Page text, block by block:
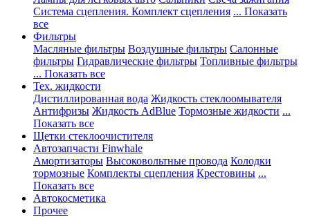
Система сцепления. Комплект сцепления ... Показать
все
Фильтры
Масляные фильтры Воздушные фильтры Салонные
фильтры Гидравлические фильтры Топливные фильтры
... Показать все
Тех. жидкости
Дистиллированная вода Жидкость стеклоомывателя
Антифризы Жидкость AdBlue Тормозные жидкости ...
Показать все
Щетки стеклоочистителя
Автозапчасти Finwhale
Амортизаторы Высоковольтные провода Колодки
тормозные Комплекты сцепления Крестовины ...
Показать все
Автокосметика
Прочее